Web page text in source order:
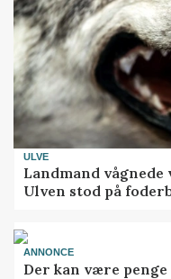
ULVE
Landmand
Ulven stod på
ANNONCE
Der kan være